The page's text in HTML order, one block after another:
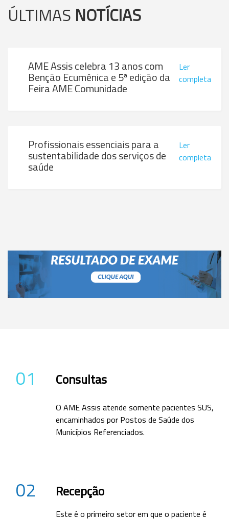
ÚLTIMAS NOTÍCIAS
AME Assis celebra 13 anos com
Benção Ecumênica e 5ª edição da
Feira AME Comunidade
Ler
completa
Profissionais essenciais para a
sustentabilidade dos serviços de
saúde
Ler
completa
01 Consultas
O AME Assis atende somente pacientes SUS,
encaminhados por Postos de Saúde dos
Municípios Referenciados.
02 Recepção
Este é o primeiro setor em que o paciente é